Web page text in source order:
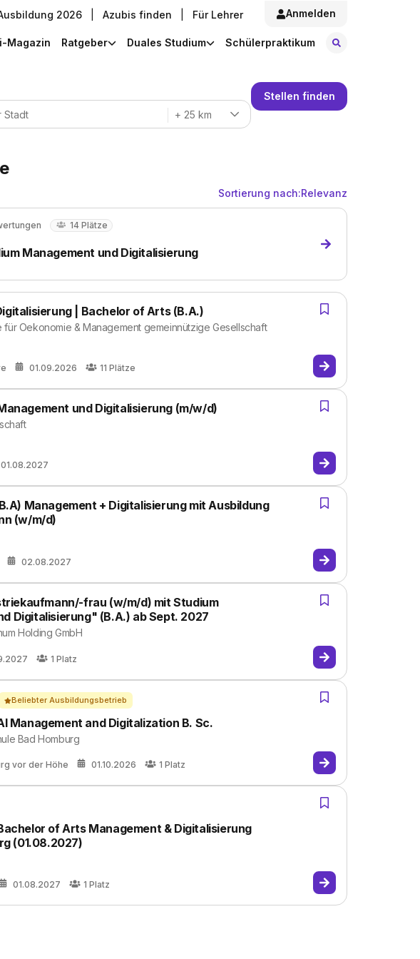
2026 Azubis finden Für Lehrer Anmelden
Magazin Ratgeber Duales Studium Schülerpraktikum
+ 25 km
Stellen finden
Sortierung nach:Relevanz
14 Plätze
Management und Digitalisierung
| Bachelor of Arts (B.A.)
für Oekonomie & Management gemeinnützige Gesellschaft
01.09.2026 11 Plätze
und Digitalisierung (m/w/d)
01.08.2027
Management + Digitalisierung mit Ausbildung
(w/m/d)
02.08.2027
frau (w/m/d) mit Studium
Digitalisierung" (B.A.) ab Sept. 2027
Holding GmbH
1 Platz
Management and Digitalization B. Sc.
Bad Homburg
vor der Höhe 01.10.2026 1 Platz
Beliebter Ausbildungsbetrieb
of Arts Management & Digitalisierung
(01.08.2027)
01.08.2027 1 Platz